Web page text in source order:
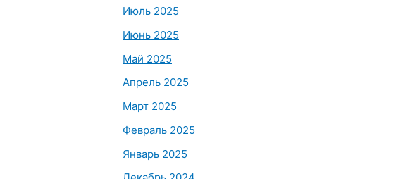
Июль 2025
Июнь 2025
Май 2025
Апрель 2025
Март 2025
Февраль 2025
Январь 2025